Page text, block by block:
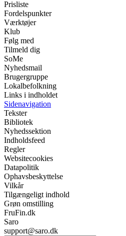
Prisliste
Fordelspunkter
Værktøjer
Klub
Følg med
Tilmeld dig
SoMe
Nyhedsmail
Brugergruppe
Lokalbefolkning
Links i indholdet
Sidenavigation
Tekster
Bibliotek
Nyhedssektion
Indholdsfeed
Regler
Websitecookies
Datapolitik
Ophavsbeskyttelse
Vilkår
Tilgængeligt indhold
Grøn omstilling
FruFin.dk
Saro
support@saro.dk